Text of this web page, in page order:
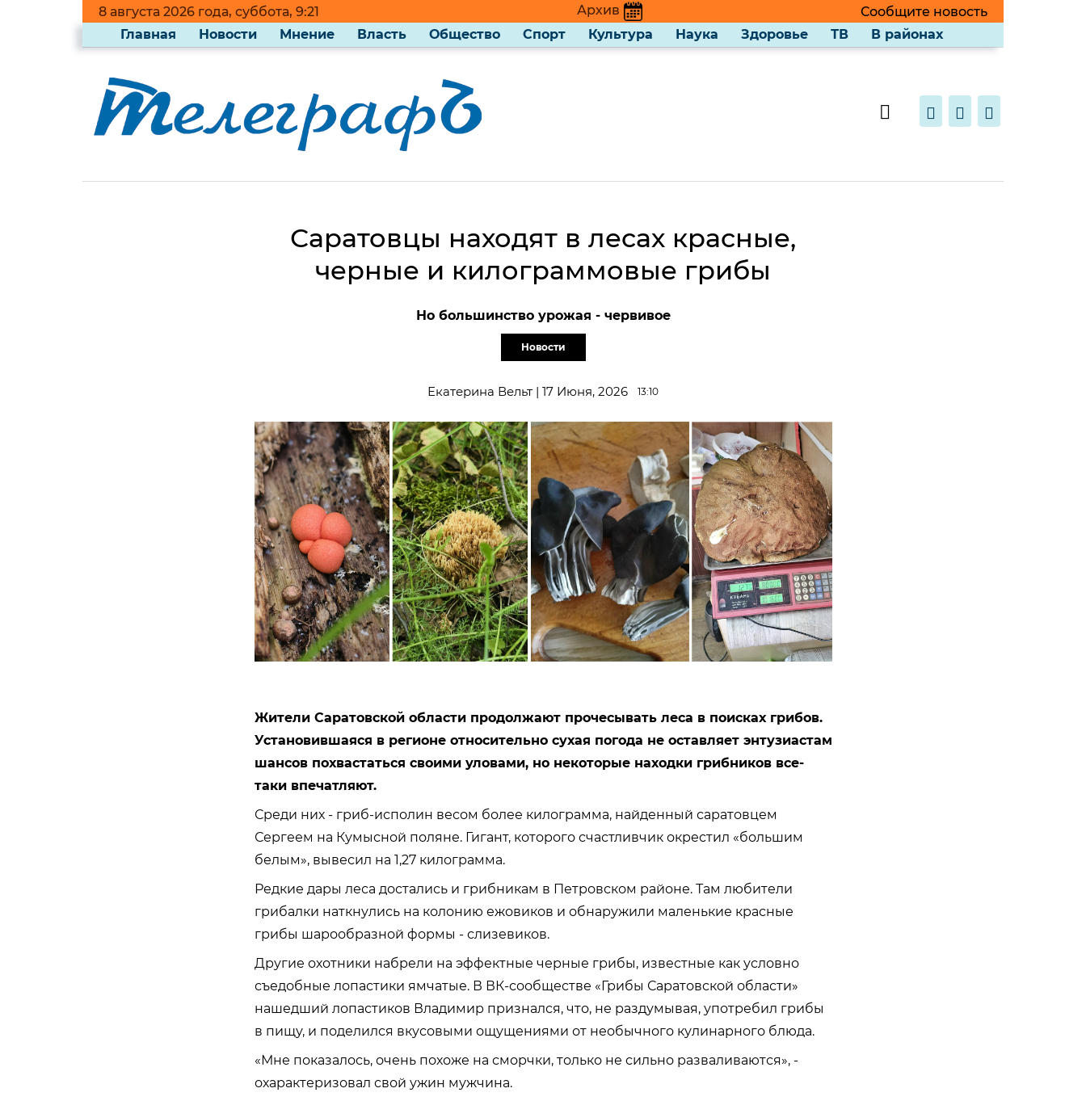
8 августа 2026 года, суббота, 9:21 Архив
Сообщите новость
Главная
Новости Мнение Власть Общество Спорт Культура Наука Здоровье ТВ В районах
Саратовцы находят в лесах красные,
черные и килограммовые грибы
Но большинство урожая - червивое
Новости
Екатерина Вельт | 17 Июня, 2026 13:10
Жители Саратовской области продолжают прочесывать леса в поисках грибов.
Установившаяся в регионе относительно сухая погода не оставляет энтузиастам
шансов похвастаться своими уловами, но некоторые находки грибников все-
таки впечатляют.
Среди них - гриб-исполин весом более килограмма, найденный саратовцем
Сергеем на Кумысной поляне. Гигант, которого счастливчик окрестил «большим
белым», вывесил на 1,27 килограмма.
Редкие дары леса достались и грибникам в Петровском районе. Там любители
грибалки наткнулись на колонию ежовиков и обнаружили маленькие красные
грибы шарообразной формы - слизевиков.
Другие охотники набрели на эффектные черные грибы, известные как условно
съедобные лопастики ямчатые. В ВК-сообществе «Грибы Саратовской области»
нашедший лопастиков Владимир признался, что, не раздумывая, употребил грибы
в пищу, и поделился вкусовыми ощущениями от необычного кулинарного блюда.
«Мне показалось, очень похоже на сморчки, только не сильно разваливаются», -
охарактеризовал свой ужин мужчина.